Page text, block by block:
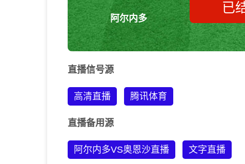
阿尔内多
已
直播信号源
高清直播 腾讯体育
直播备用源
阿尔内多VS奥恩沙直播 文字直播